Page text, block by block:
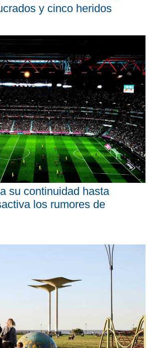
y cinco heridos
su continuidad hasta
los rumores de